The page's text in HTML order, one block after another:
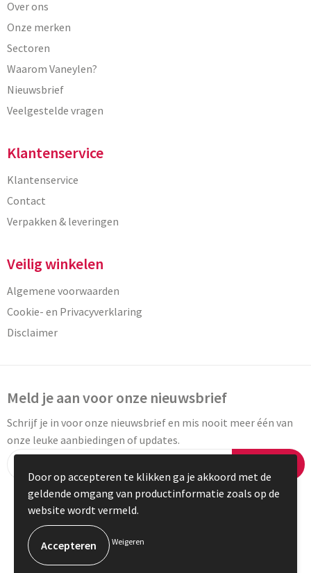
Over ons
Onze merken
Sectoren
Waarom Vaneylen?
Nieuwsbrief
Veelgestelde vragen
Klantenservice
Klantenservice
Contact
Verpakken & leveringen
Veilig winkelen
Algemene voorwaarden
Cookie- en Privacyverklaring
Disclaimer
Meld je aan voor onze nieuwsbrief
Schrijf je in voor onze nieuwsbrief en mis nooit meer één van
onze leuke aanbiedingen of updates.
© Copyright Vaneylen 2023
Door op accepteren te klikken ga je akkoord met de
geldende omgang van productinformatie zoals op de
website wordt vermeld.
Weigeren